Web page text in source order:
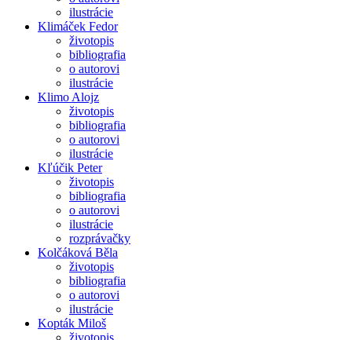
ilustrácie
Klimáček Fedor
životopis
bibliografia
o autorovi
ilustrácie
Klimo Alojz
životopis
bibliografia
o autorovi
ilustrácie
Kľúčik Peter
životopis
bibliografia
o autorovi
ilustrácie
rozprávačky
Kolčáková Běla
životopis
bibliografia
o autorovi
ilustrácie
Kopták Miloš
životopis